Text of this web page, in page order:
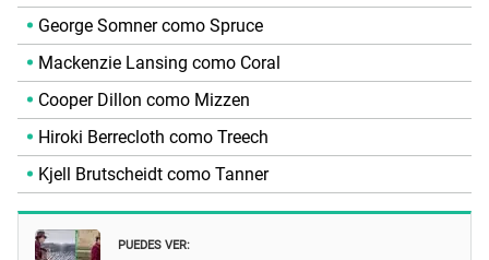
George Somner como Spruce
Mackenzie Lansing como Coral
Cooper Dillon como Mizzen
Hiroki Berrecloth como Treech
Kjell Brutscheidt como Tanner
PUEDES VER: